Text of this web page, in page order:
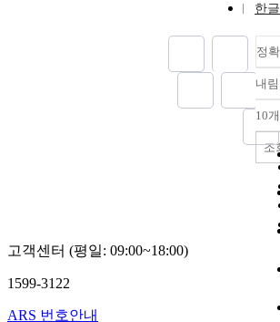
한
정
내
10
조
고객센터 (평일: 09:00~18:00)
1599-3122
ARS 번호안내